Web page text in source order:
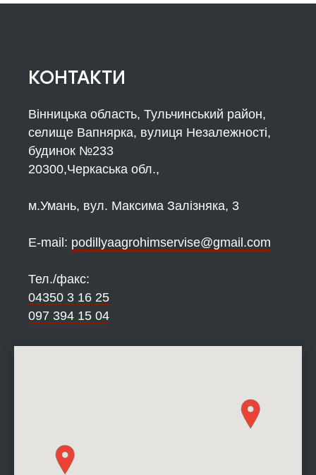
КОНТАКТИ
Вінницька область, Тульчинський район,
селище Вапнярка, вулиця Незалежності,
будинок №233
20300,Черкаська обл.,
м.Умань, вул. Максима Залізняка, 3
Е-mail: podillyaagrohimservise@gmail.com
Тел./факс:
04350 3 16 25
097 394 15 04